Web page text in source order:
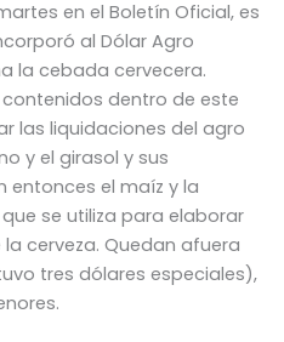
en el Boletín Oficial, es
al Dólar Agro
la cebada cervecera.
dentro de este
las liquidaciones del agro
y el girasol y sus
entonces el maíz y la
se utiliza para elaborar
cerveza. Quedan afuera
tres dólares especiales),